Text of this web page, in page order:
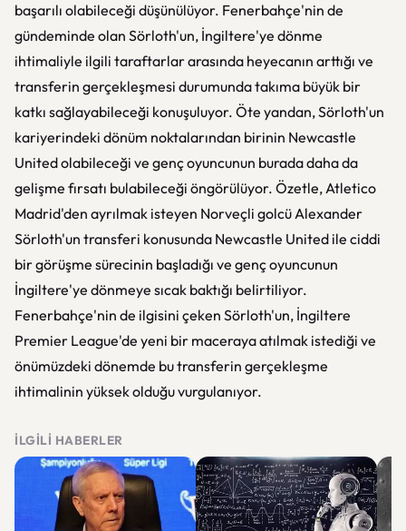
başarılı olabileceği düşünülüyor. Fenerbahçe'nin de
gündeminde olan Sörloth'un, İngiltere'ye dönme
ihtimaliyle ilgili taraftarlar arasında heyecanın arttığı ve
transferin gerçekleşmesi durumunda takıma büyük bir
katkı sağlayabileceği konuşuluyor. Öte yandan, Sörloth'un
kariyerindeki dönüm noktalarından birinin Newcastle
United olabileceği ve genç oyuncunun burada daha da
gelişme fırsatı bulabileceği öngörülüyor. Özetle, Atletico
Madrid'den ayrılmak isteyen Norveçli golcü Alexander
Sörloth'un transferi konusunda Newcastle United ile ciddi
bir görüşme sürecinin başladığı ve genç oyuncunun
İngiltere'ye dönmeye sıcak baktığı belirtiliyor.
Fenerbahçe'nin de ilgisini çeken Sörloth'un, İngiltere
Premier League'de yeni bir maceraya atılmak istediği ve
önümüzdeki dönemde bu transferin gerçekleşme
ihtimalinin yüksek olduğu vurgulanıyor.
İLGILI HABERLER